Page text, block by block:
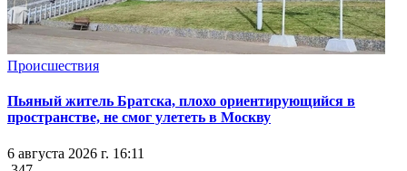
Происшествия
Пьяный житель Братска, плохо ориентирующийся в
пространстве, не смог улететь в Москву
6 августа 2026 г. 16:11